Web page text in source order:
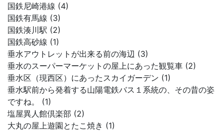
国鉄尼崎港線 (4)
国鉄有馬線 (3)
国鉄湊川駅 (2)
国鉄高砂線 (1)
垂水アウトレットが出来る前の海辺 (3)
垂水のスーパーマーケットの屋上にあった観覧車 (2)
垂水区（現西区）にあったスカイガーデン (1)
垂水駅前から発着する山陽電鉄バス１系統の、その昔の姿
ですね。 (1)
塩屋異人館倶楽部 (2)
大丸の屋上遊園とたこ焼き (1)